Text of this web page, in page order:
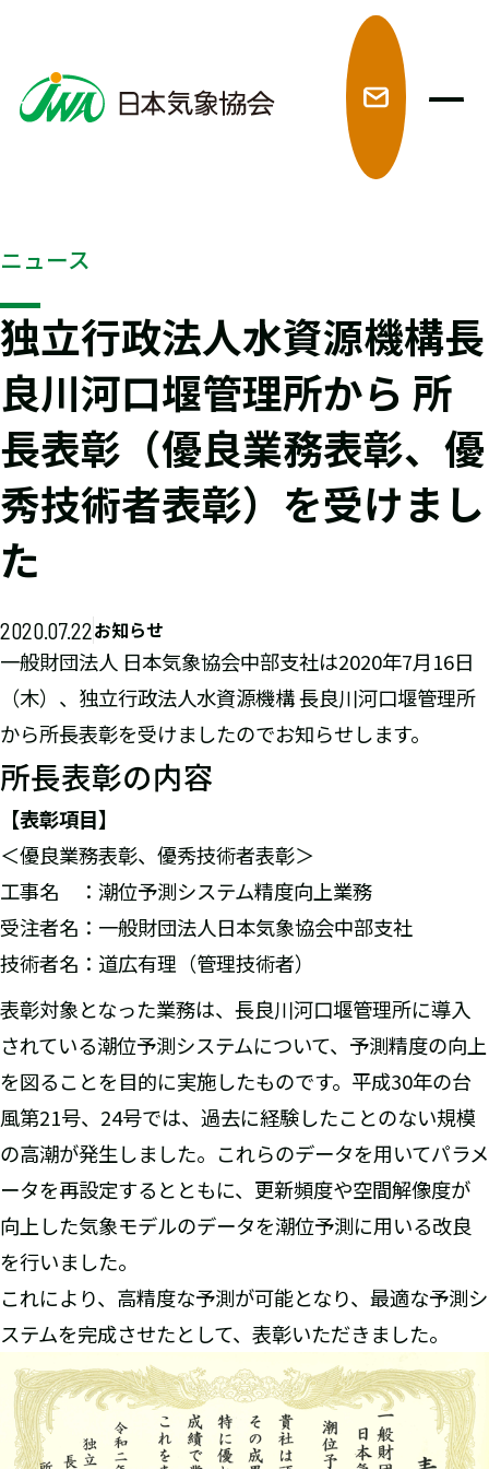
ニュース
独立行政法人水資源機構長
良川河口堰管理所から 所
長表彰（優良業務表彰、優
秀技術者表彰）を受けまし
た
2020.07.22お知らせ
一般財団法人 日本気象協会中部支社は2020年7月16日
（木）、独立行政法人水資源機構 長良川河口堰管理所
から所長表彰を受けましたのでお知らせします。
所長表彰の内容
【表彰項目】
＜優良業務表彰、優秀技術者表彰＞
工事名 ：潮位予測システム精度向上業務
受注者名：一般財団法人日本気象協会中部支社
技術者名：道広有理（管理技術者）
表彰対象となった業務は、長良川河口堰管理所に導入
されている潮位予測システムについて、予測精度の向上
を図ることを目的に実施したものです。平成30年の台
風第21号、24号では、過去に経験したことのない規模
の高潮が発生しました。これらのデータを用いてパラメ
ータを再設定するとともに、更新頻度や空間解像度が
向上した気象モデルのデータを潮位予測に用いる改良
を行いました。
これにより、高精度な予測が可能となり、最適な予測シ
ステムを完成させたとして、表彰いただきました。